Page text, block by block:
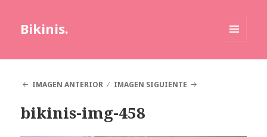
Bikinis.
IMAGEN ANTERIOR
IMAGEN SIGUIENTE
bikinis-img-458